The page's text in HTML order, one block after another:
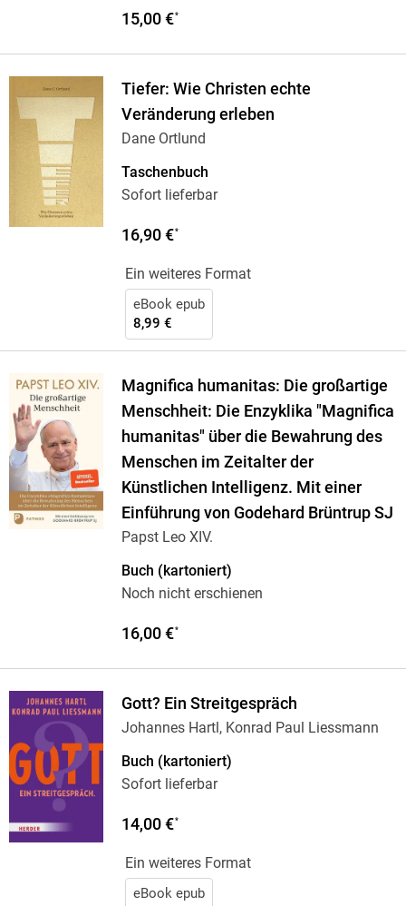
15,00 €*
Tiefer: Wie Christen echte
Veränderung erleben
Dane Ortlund
Taschenbuch
Sofort lieferbar
16,90 €*
Ein weiteres Format
eBook epub
8,99 €
Magnifica humanitas: Die großartige
Menschheit: Die Enzyklika "Magnifica
humanitas" über die Bewahrung des
Menschen im Zeitalter der
Künstlichen Intelligenz. Mit einer
Einführung von Godehard Brüntrup SJ
Papst Leo XIV.
Buch (kartoniert)
Noch nicht erschienen
16,00 €*
Gott? Ein Streitgespräch
Johannes Hartl, Konrad Paul Liessmann
Buch (kartoniert)
Sofort lieferbar
14,00 €*
Ein weiteres Format
eBook epub